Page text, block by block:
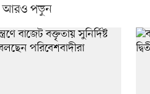
আরও পড়ুন